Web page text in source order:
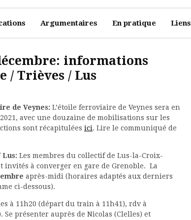
Argumentaires En pratique Liens
informations
/ Trièves / Lus
de Veynes: L’étoile ferroviaire de Veynes sera en
avec une douzaine de mobilisations sur les
sont récapitulées ici. Lire le communiqué de
Lus: Les membres du collectif de Lus-la-Croix-
invités à converger en gare de Grenoble. La
après-midi (horaires adaptés aux derniers
ci-dessous).
à 11h20 (départ du train à 11h41), rdv à
présenter auprès de Nicolas (Clelles) et